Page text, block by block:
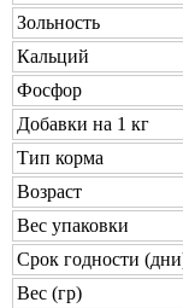
Зольность
Кальций
Фосфор
Добавки на 1 кг
Тип корма
Возраст
Вес упаковки
Срок годности
Вес (гр)